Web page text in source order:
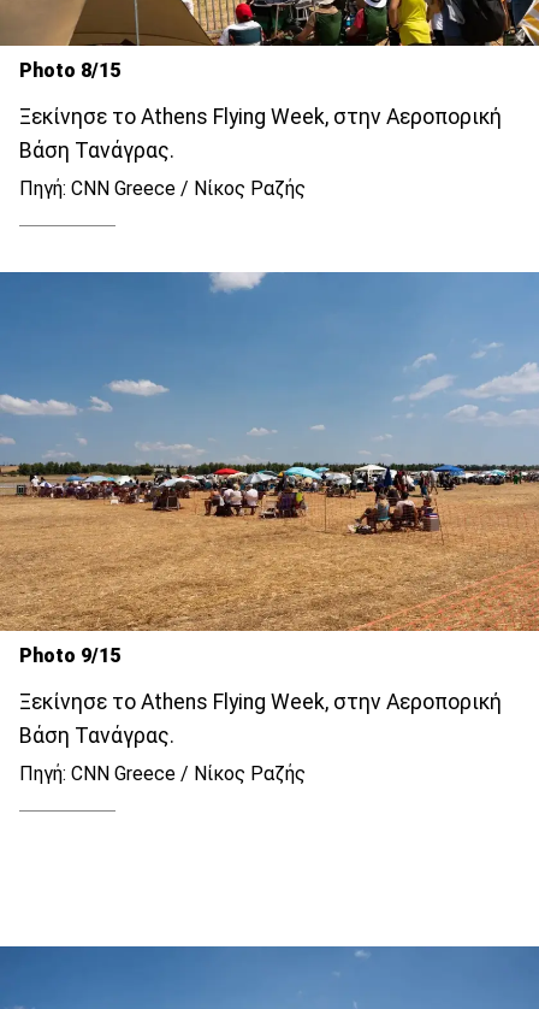
Photo 8/15
Ξεκίνησε το Athens Flying Week, στην Αεροπορική
Βάση Τανάγρας.
Πηγή: CNN Greece / Νίκος Ραζής
Photo 9/15
Ξεκίνησε το Athens Flying Week, στην Αεροπορική
Βάση Τανάγρας.
Πηγή: CNN Greece / Νίκος Ραζής